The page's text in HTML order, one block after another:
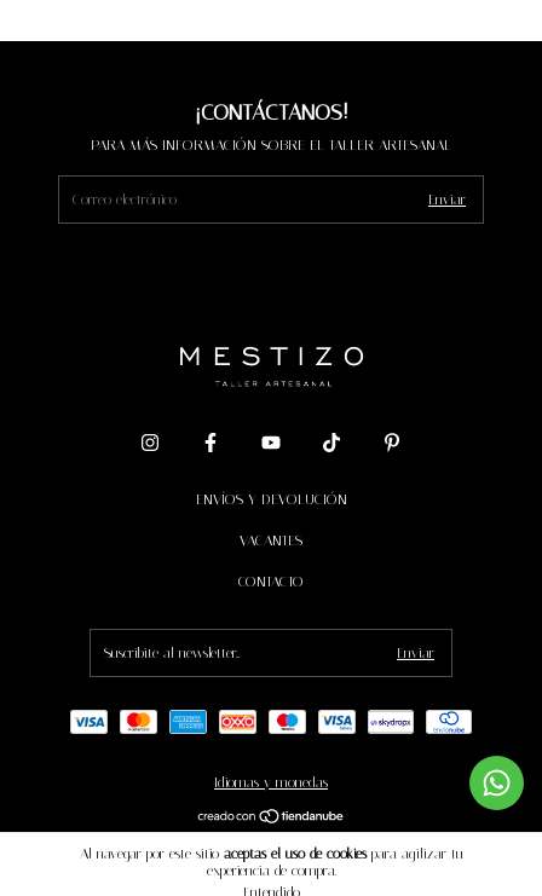
Al navegar por este sitio aceptas el uso de cookiespara agilizar tu
experiencia de compra.
Entendido
¡CONTÁCTANOS!
PARA MÁS INFORMACIÓN SOBRE EL TALLER ARTESANAL
ENVÍOS Y DEVOLUCIÓN
VACANTES
CONTACTO
Idiomas y monedas
Copyright MESTIZO - 2026. Todos los derechos reservados.